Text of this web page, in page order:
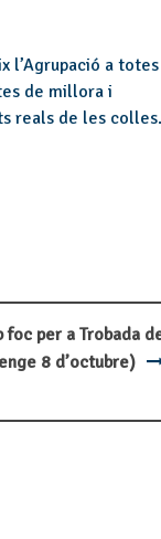
l’Agrupació a totes
de millora i
reals de les colles.
foc per a Trobada
8 d’octubre)